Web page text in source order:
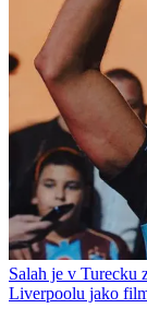
Salah je v Turecku
Liverpoolu jako